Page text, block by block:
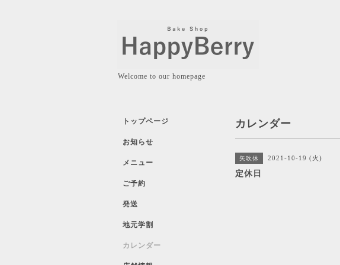
Welcome to our homepage
カレンダー
矢吹休 2021-10-19 (火)
定休日
トップページ
お知らせ
メニュー
ご予約
発送
地元学割
カレンダー